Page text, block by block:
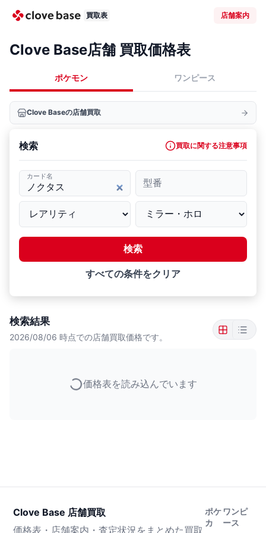
買取表 店舗案内
Clove Base店舗 買取価格表
ポケモン ワンピース
Clove Baseの店舗買取
検索 買取に関する注意事項
カード名
型番
検索
すべての条件をクリア
検索結果
2026/08/06 時点での店舗買取価格です。
価格表を読み込んでいます
Clove Base 店舗買取
価格表・店舗案内・査定状況をまとめた買取
ポケ
カ
ワンピ
ース